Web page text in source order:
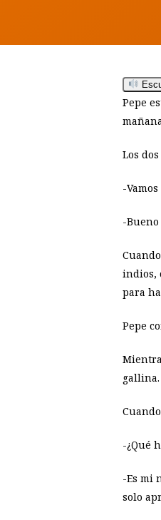
Hit enter to search
Pepe
Los
-
-
indios,
para
Pepe
-¿Qué
-Es mi
solo